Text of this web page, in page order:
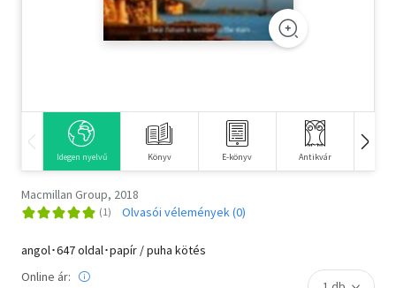
Természettudomány
Idegen nyelvű Könyv E-könyv Antikvár
Macmillan Group, 2018
Olvasói vélemények (0)
angol･647 oldal･papír / puha kötés
Online ár: